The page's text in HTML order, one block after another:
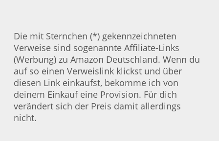
Die mit Sternchen (*) gekennzeichneten
Verweise sind sogenannte Affiliate-Links
(Werbung) zu Amazon Deutschland. Wenn du
auf so einen Verweislink klickst und über
diesen Link einkaufst, bekomme ich von
deinem Einkauf eine Provision. Für dich
verändert sich der Preis damit allerdings
nicht.